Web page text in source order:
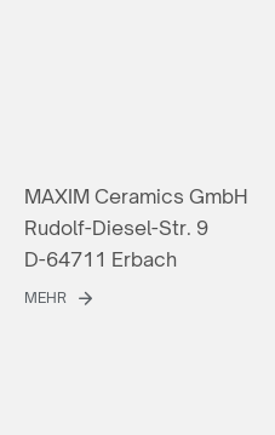
MAXIM Ceramics GmbH
Rudolf-Diesel-Str. 9
D-64711 Erbach
MEHR